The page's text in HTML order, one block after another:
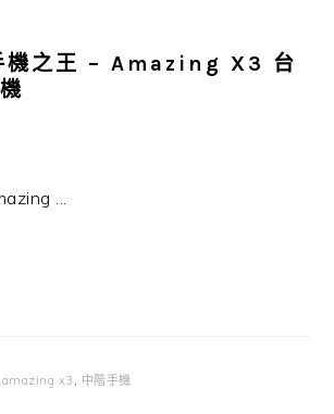
機之王 – Amazing X3 台
...
amazing x3 , 中階手機